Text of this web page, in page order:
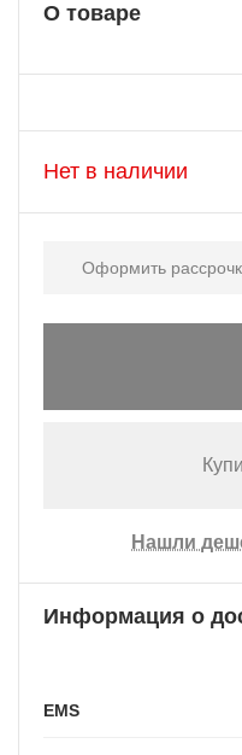
О товаре
Нет в наличии
Оформить
Нашли
Информация о
EMS